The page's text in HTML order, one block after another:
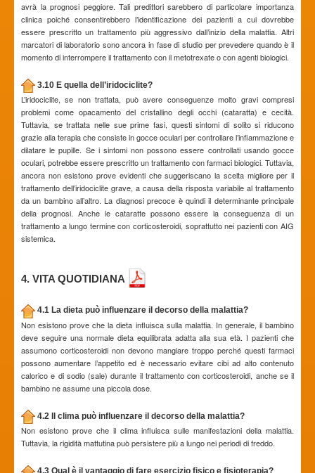
avrà la prognosi peggiore. Tali predittori sarebbero di particolare importanza
clinica poiché consentirebbero l’identificazione dei pazienti a cui dovrebbe
essere prescritto un trattamento più aggressivo dall’inizio della malattia. Altri
marcatori di laboratorio sono ancora in fase di studio per prevedere quando è il
momento di interrompere il trattamento con il metotrexate o con agenti biologici.
3.10 E quella dell’iridociclite?
L’iridociclite, se non trattata, può avere conseguenze molto gravi compresi
problemi come opacamento del cristallino degli occhi (cataratta) e cecità.
Tuttavia, se trattata nelle sue prime fasi, questi sintomi di solito si riducono
grazie alla terapia che consiste in gocce oculari per controllare l’infiammazione e
dilatare le pupille. Se i sintomi non possono essere controllati usando gocce
oculari, potrebbe essere prescritto un trattamento con farmaci biologici. Tuttavia,
ancora non esistono prove evidenti che suggeriscano la scelta migliore per il
trattamento dell’iridociclite grave, a causa della risposta variabile al trattamento
da un bambino all’altro. La diagnosi precoce è quindi il determinante principale
della prognosi. Anche le cataratte possono essere la conseguenza di un
trattamento a lungo termine con corticosteroidi, soprattutto nei pazienti con AIG
sistemica.
4. VITA QUOTIDIANA
4.1 La dieta può influenzare il decorso della malattia?
Non esistono prove che la dieta influisca sulla malattia. In generale, il bambino
deve seguire una normale dieta equilibrata adatta alla sua età. I pazienti che
assumono corticosteroidi non devono mangiare troppo perché questi farmaci
possono aumentare l’appetito ed è necessario evitare cibi ad alto contenuto
calorico e di sodio (sale) durante il trattamento con corticosteroidi, anche se il
bambino ne assume una piccola dose.
4.2 Il clima può influenzare il decorso della malattia?
Non esistono prove che il clima influisca sulle manifestazioni della malattia.
Tuttavia, la rigidità mattutina può persistere più a lungo nei periodi di freddo.
4.3 Qual è il vantaggio di fare esercizio fisico e fisioterapia?